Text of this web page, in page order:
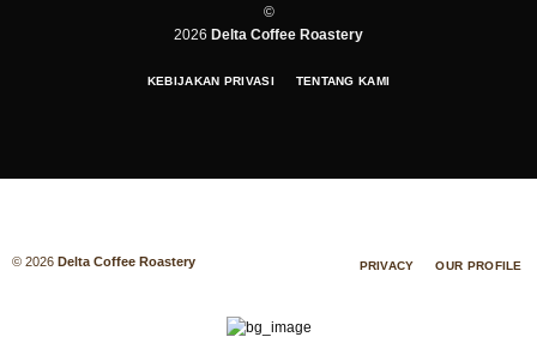
©
2026 Delta Coffee Roastery
KEBIJAKAN PRIVASI TENTANG KAMI
© 2026 Delta Coffee Roastery PRIVACY OUR PROFILE